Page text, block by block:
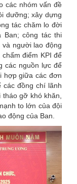
các nhóm vấn đề
dưỡng; xây dựng
tác chăm lo đời
Ban; công tác thi
người lao động
điểm KPI để
các nguồn lực để
hợp giữa các đơn
đồng chí lãnh
gỡ khó khăn,
to lớn của đội
động của Ban.